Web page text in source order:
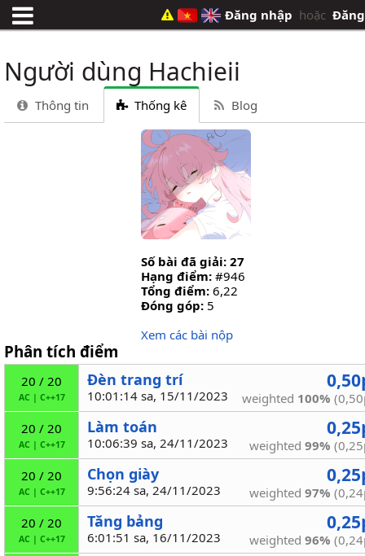
Đăng nhập hoặc
Người dùng Hachieii
Thông tin Thống kê Blog
Số bài đã giải: 27
Hạng điểm:#946
Tổng điểm: 6,22
Đóng góp: 5
Xem các bài nộp
Phân tích điểm
20 / 20
AC | C++17
Đèn trang trí
10:01:14 sa, 15/11/2023 weighted 100%
20 / 20
AC | C++17
Làm toán
10:06:39 sa, 24/11/2023 weighted 99%
20 / 20
AC | C++17
Chọn giày
9:56:24 sa, 24/11/2023 weighted 97%
20 / 20
AC | C++17
Tăng bảng
6:01:51 sa, 16/11/2023 weighted 96%